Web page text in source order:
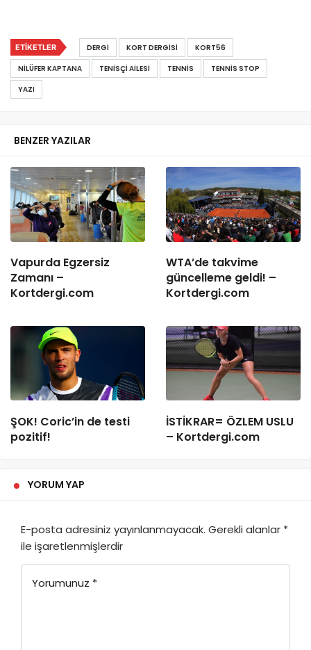
ETIKETLER DERGI KORT DERGISI
KORT56
NILÜFER KAPTANA
TENISÇI AILESI TENNIS
TENNIS STOP
YAZI
BENZER YAZILAR
Vapurda Egzersiz
Zamanı –
Kortdergi.com
WTA’de takvime
güncelleme geldi! –
Kortdergi.com
ŞOK! Coric’in de testi
pozitif!
İSTİKRAR= ÖZLEM USLU
– Kortdergi.com
YORUM YAP
E-posta adresiniz yayınlanmayacak. Gerekli alanlar *
ile işaretlenmişlerdir
Yorumunuz *